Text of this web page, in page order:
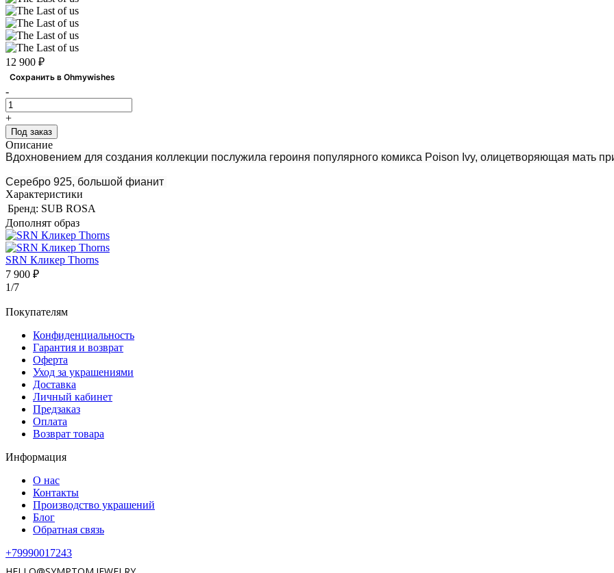
12 900 ₽
Сохранить в Ohmywishes
-
+
Под заказ
Описание
Вдохновением для создания коллекции послужила героиня популярного комикса Poison Ivy, олицетворяющая мать
Серебро 925, большой фианит
Характеристики
Бренд: SUB ROSA
Дополнят образ
SRN Кликер Thorns
7 900 ₽
1/7
Покупателям
Конфиденциальность
Гарантия и возврат
Оферта
Уход за украшениями
Доставка
Личный кабинет
Предзаказ
Оплата
Возврат товара
Информация
О нас
Контакты
Производство украшений
Блог
Обратная связь
+79990017243